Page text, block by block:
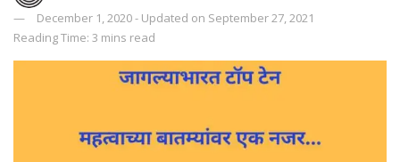
December 1, 2020 - Updated on September 27, 2021
Reading Time: 3 mins read